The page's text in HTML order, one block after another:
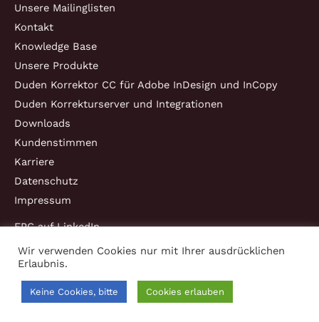
Unsere Mailinglisten
Kontakt
Knowledge Base
Unsere Produkte
Duden Korrektor CC für Adobe InDesign und InCopy
Duden Korrekturserver und Integrationen
Downloads
Kundenstimmen
Karriere
Datenschutz
Impressum
EPC auf LinkedIn
Wir verwenden Cookies nur mit Ihrer ausdrücklichen
Erlaubnis.
Keine Cookies, bitte Cookies erlauben